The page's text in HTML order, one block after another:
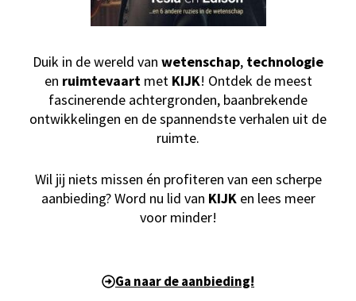
Duik in de wereld van wetenschap, technologie
en ruimtevaartmet KIJK! Ontdek de meest
fascinerende achtergronden, baanbrekende
ontwikkelingen en de spannendste verhalen uit de
ruimte.
Wil jij niets missen én profiteren van een scherpe
aanbieding? Word nu lid van KIJKen lees meer
voor minder!
Ga naar de aanbieding!